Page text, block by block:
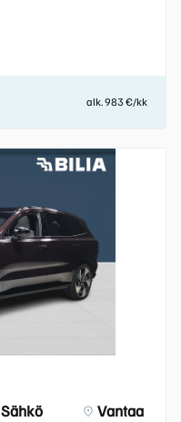
alk. 983 €/kk
Sähkö Vantaa